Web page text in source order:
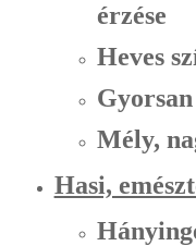
érzése
Heves
Mély,
Hasi,